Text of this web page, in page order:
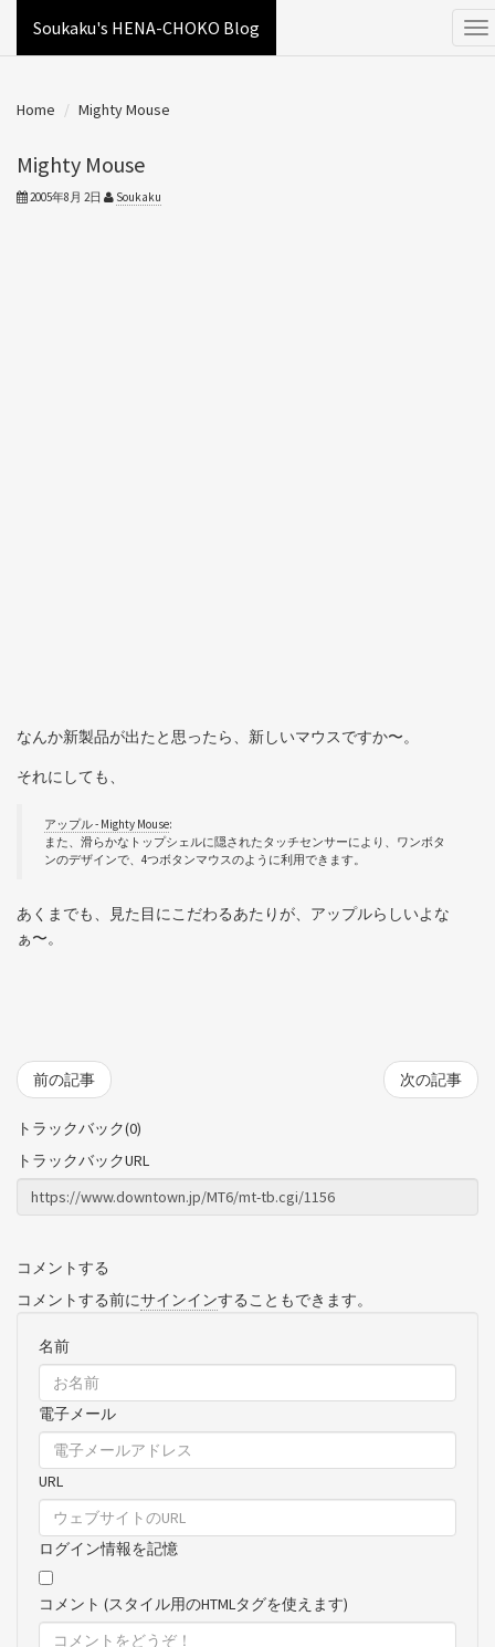
Soukaku's HENA-CHOKO Blog
Home Mighty Mouse
Mighty Mouse
2005年8月 2日 Soukaku
なんか新製品が出たと思ったら、新しいマウスですか〜。
それにしても、
アップル - Mighty Mouse:
また、滑らかなトップシェルに隠されたタッチセンサーにより、ワンボタ
ンのデザインで、4つボタンマウスのように利用できます。
あくまでも、見た目にこだわるあたりが、アップルらしいよな
ぁ〜。
前の記事 次の記事
トラックバック(0)
トラックバックURL
コメントする
コメントする前にサインインすることもできます。
名前
電子メール
URL
ログイン情報を記憶
コメント (スタイル用のHTMLタグを使えます)